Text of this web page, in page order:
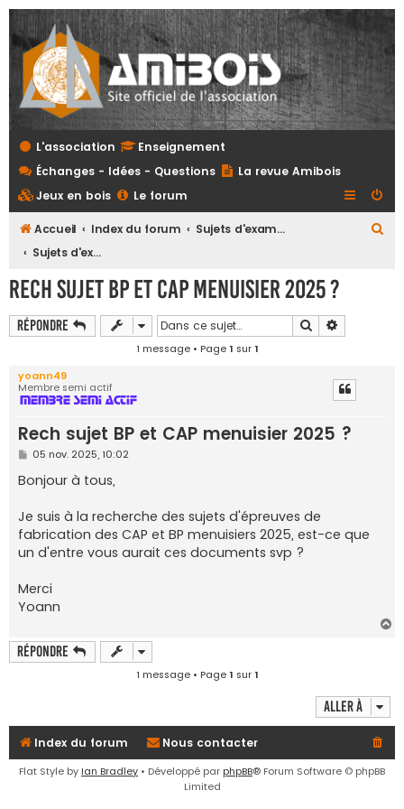
L'association
Enseignement
Échanges - Idées - Questions
La revue Amibois
Jeux en bois
Le forum
Accueil Index du forum
Sujets d'examens et referentiels tous niveaux
Sujets d'examens
Rech sujet BP et CAP menuisier 2025 ?
Répondre Rechercher
1 message • Page1 sur1
yoann49
Membre semi actif
Rech sujet BP et CAP menuisier 2025 ?
M
s
s
g
e
05 nov. 2025, 10:02
Bonjour à tous,
Je suis à la recherche des sujets d'épreuves de
fabrication des CAP et BP menuisiers 2025, est-ce que
un d'entre vous aurait ces documents svp ?
Merci
Yoann
Répondre
1 message • Page1 sur1
Aller à
Index du forum Nous contacter
Flat Style by Ian Bradley • Développé par phpBB® Forum Software © phpBB
Limited